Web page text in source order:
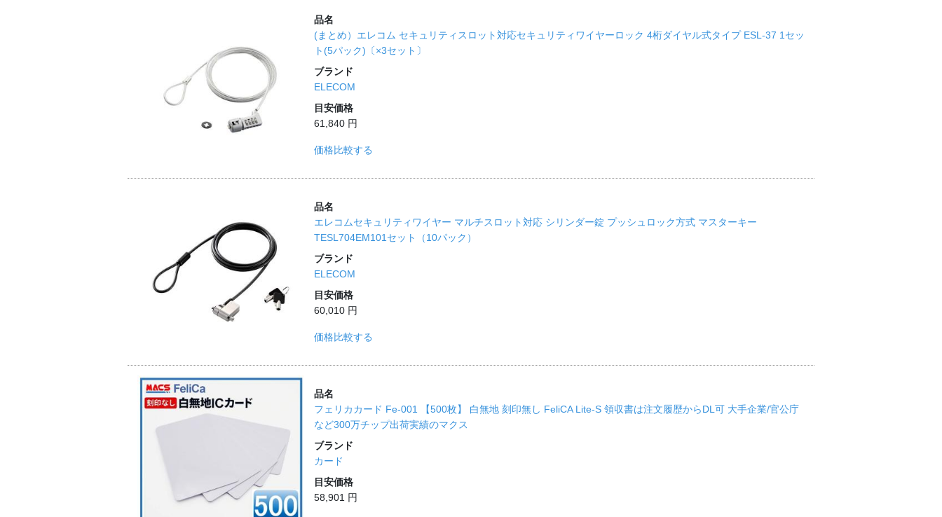
品名
(まとめ）エレコム セキュリティスロット対応セキュリティワイヤーロック 4桁ダイヤル式タイプ ESL-37 1セッ
ト(5パック)〔×3セット〕
ブランド
ELECOM
目安価格
61,840 円
価格比較する
品名
エレコムセキュリティワイヤー マルチスロット対応 シリンダー錠 プッシュロック方式 マスターキー
TESL704EM101セット（10パック）
ブランド
ELECOM
目安価格
60,010 円
価格比較する
品名
フェリカカード Fe-001 【500枚】 白無地 刻印無し FeliCA Lite-S 領収書は注文履歴からDL可 大手企業/官公庁
など300万チップ出荷実績のマクス
ブランド
カード
目安価格
58,901 円